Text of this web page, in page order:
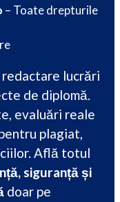
– Toate drepturile
lucrări
de diplomă.
evaluări reale
plagiat,
Află totul
siguranță și
doar pe